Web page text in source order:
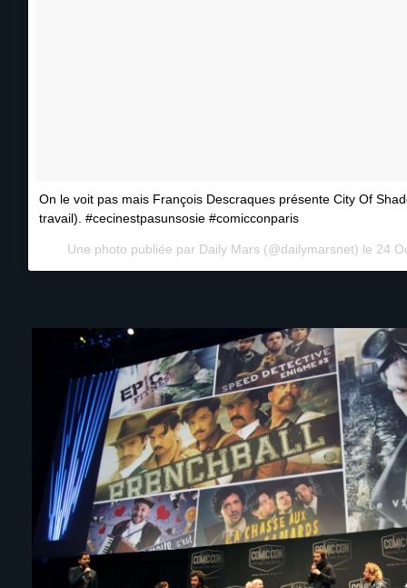
On le voit pas mais François Descraques présente City Of
travail). #cecinestpasunsosie #comicconparis
Une photo publiée par Daily Mars (@dailymarsnet) le 24